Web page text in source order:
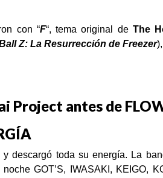
con “F“, tema original de The
Z: La Resurrección de Freezer
Project antes de
y descargó toda su energía. La
GOT’S, IWASAKI, KEIGO,